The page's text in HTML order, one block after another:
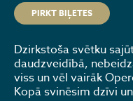
PIRKT BIĻETES
Dzirkstoša svētku
daudzveidībā,
viss un vēl vairāk
Kopā svinēsim dzīvi